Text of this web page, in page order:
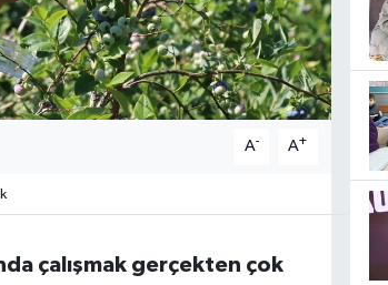
A- A+
çalışmak gerçekten çok